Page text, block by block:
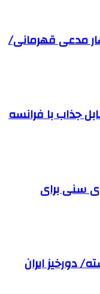
مدعی قهرمانی/
جذاب با فرانسه
سنی برای
دورخیز ایران